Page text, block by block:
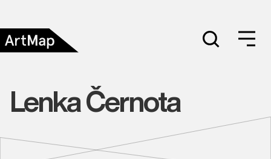
Lenka Černota